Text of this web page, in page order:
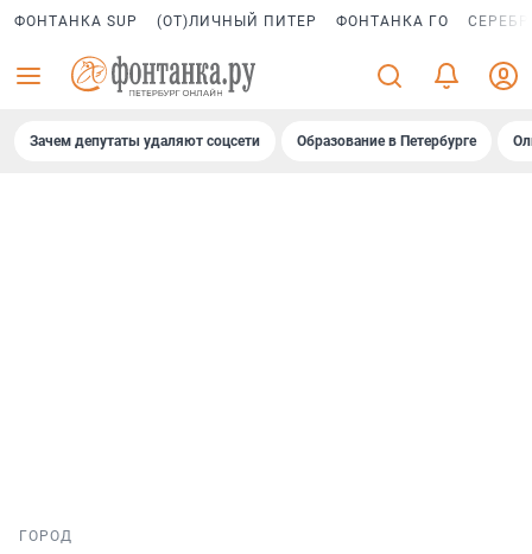
ФОНТАНКА SUP (ОТ)ЛИЧНЫЙ ПИТЕР ФОНТАНКА ГО
Зачем депутаты удаляют соцсети Образование в Петербурге
ГОРОД